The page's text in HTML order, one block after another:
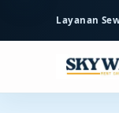
Layanan